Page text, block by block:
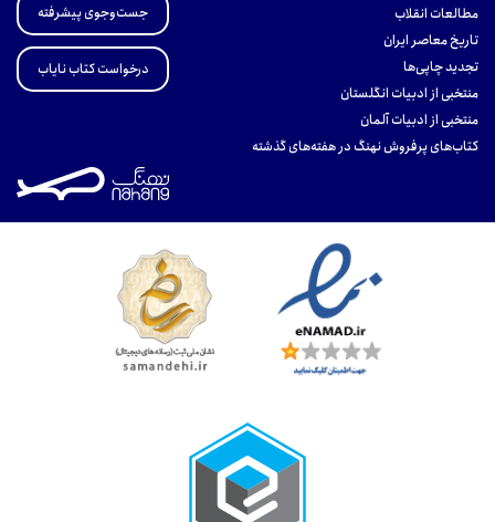
مطالعات انقلاب
تاریخ معاصر ایران
تجدید چاپی‌ها
منتخبی از ادبیات انگلستان
منتخبی از ادبیات آلمان
کتاب‌های پرفروش نهنگ در هفته‌های گذشته
جست‌وجوی پیشرفته
درخواست کتاب نایاب